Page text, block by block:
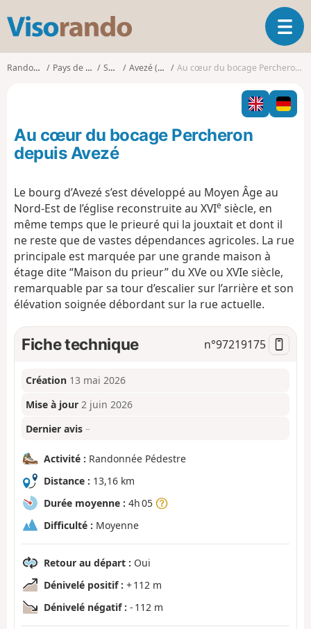
s
o
o
O
u
i
r
l
t
Randonnées Pays de la Loire Sarthe Avezé (Sarthe) Au cœur du bocage Percheron depuis Avezé
Au cœur du bocage Percheron
depuis Avezé
Le bourg d’Avezé s’est développé au Moyen Âge au
Nord-Est de l’église reconstruite au XVIe siècle, en
même temps que le prieuré qui la jouxtait et dont il
ne reste que de vastes dépendances agricoles. La rue
principale est marquée par une grande maison à
étage dite “Maison du prieur” du XVe ou XVIe siècle,
remarquable par sa tour d’escalier sur l’arrière et son
élévation soignée débordant sur la rue actuelle.
Fiche technique n°97219175
Création 13 mai 2026
Mise à jour 2 juin 2026
Dernier avis –
Activité : Randonnée Pédestre
Distance : 13,16 km
Durée moyenne : 4h 05
Difficulté : Moyenne
Retour au départ : Oui
Dénivelé positif : + 112 m
Dénivelé négatif : - 112 m